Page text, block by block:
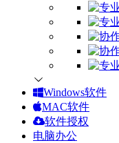
Windows软件
MAC软件
软件授权
电脑办公